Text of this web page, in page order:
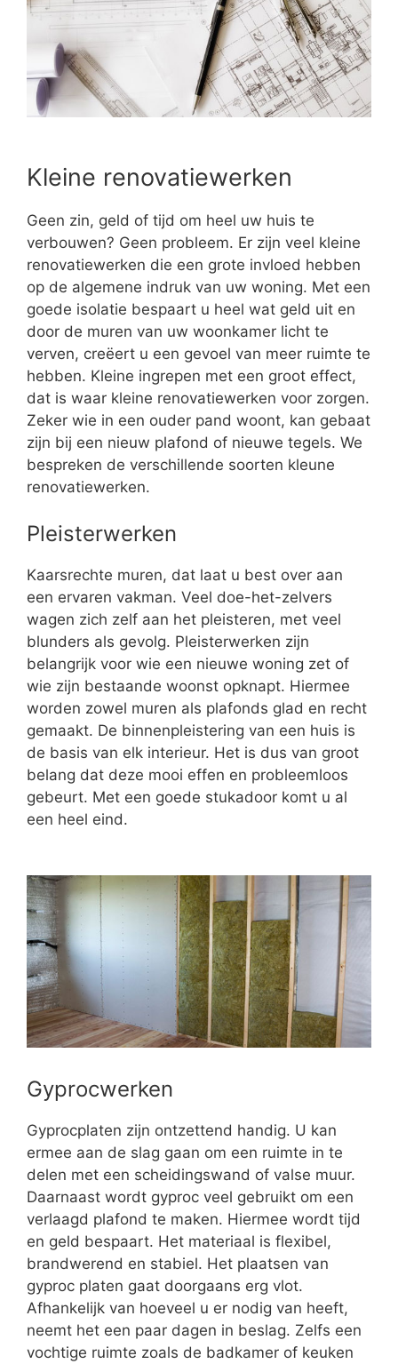
Kleine renovatiewerken
Geen zin, geld of tijd om heel uw huis te
verbouwen? Geen probleem. Er zijn veel kleine
renovatiewerken die een grote invloed hebben
op de algemene indruk van uw woning. Met een
goede isolatie bespaart u heel wat geld uit en
door de muren van uw woonkamer licht te
verven, creëert u een gevoel van meer ruimte te
hebben. Kleine ingrepen met een groot effect,
dat is waar kleine renovatiewerken voor zorgen.
Zeker wie in een ouder pand woont, kan gebaat
zijn bij een nieuw plafond of nieuwe tegels. We
bespreken de verschillende soorten kleune
renovatiewerken.
Pleisterwerken
Kaarsrechte muren, dat laat u best over aan
een ervaren vakman. Veel doe-het-zelvers
wagen zich zelf aan het pleisteren, met veel
blunders als gevolg. Pleisterwerken zijn
belangrijk voor wie een nieuwe woning zet of
wie zijn bestaande woonst opknapt. Hiermee
worden zowel muren als plafonds glad en recht
gemaakt. De binnenpleistering van een huis is
de basis van elk interieur. Het is dus van groot
belang dat deze mooi effen en probleemloos
gebeurt. Met een goede stukadoor komt u al
een heel eind.
Gyprocwerken
Gyprocplaten zijn ontzettend handig. U kan
ermee aan de slag gaan om een ruimte in te
delen met een scheidingswand of valse muur.
Daarnaast wordt gyproc veel gebruikt om een
verlaagd plafond te maken. Hiermee wordt tijd
en geld bespaart. Het materiaal is flexibel,
brandwerend en stabiel. Het plaatsen van
gyproc platen gaat doorgaans erg vlot.
Afhankelijk van hoeveel u er nodig van heeft,
neemt het een paar dagen in beslag. Zelfs een
vochtige ruimte zoals de badkamer of keuken